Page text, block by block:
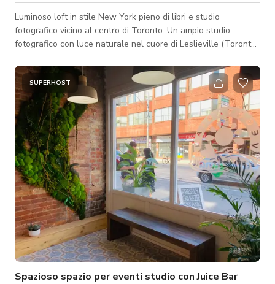
Luminoso loft in stile New York pieno di libri e studio
fotografico vicino al centro di Toronto. Un ampio studio
fotografico con luce naturale nel cuore di Leslieville (Toronto)
vista. Questo loft luminoso è lo spazio perfetto per esplorare
la tua creatività attraverso fotografia, videografia, creazione di
contenuti, incontri con clienti, workshop e altro. ⠀ Il nostro
studio offre: Finestre enormi orientate a nord Soffitti
SUPERHOST
Spazioso spazio per eventi studio con Juice Bar